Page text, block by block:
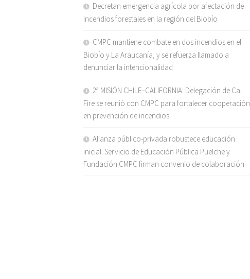
Decretan emergencia agrícola por afectación de
incendios forestales en la región del Biobío
CMPC mantiene combate en dos incendios en el
Biobío y La Araucanía, y se refuerza llamado a
denunciar la intencionalidad
2ª MISIÓN CHILE–CALIFORNIA: Delegación de Cal
Fire se reunió con CMPC para fortalecer cooperación
en prevención de incendios
Alianza público-privada robustece educación
inicial: Servicio de Educación Pública Puelche y
Fundación CMPC firman convenio de colaboración